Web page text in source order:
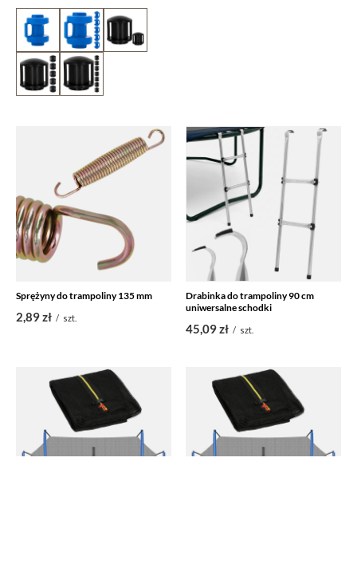
Sprężyny do trampoliny 135 mm
2,89 zł / szt.
Drabinka do trampoliny 90 cm
uniwersalne schodki
45,09 zł / szt.